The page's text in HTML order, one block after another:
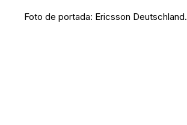
Foto de portada: Ericsson Deutschland.